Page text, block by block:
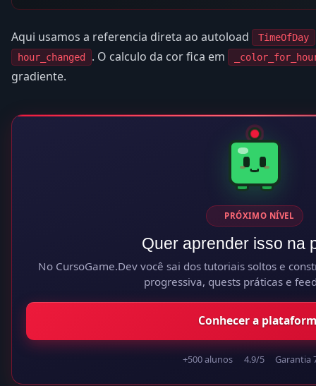
Aqui usamos a referencia direta ao autoload TimeOfDay
hour_changed . O calculo da cor fica em
gradiente.
PRÓXIMO NÍVEL
Quer aprender isso na
No CursoGame.Dev você sai dos tutoriais soltos e
progressiva, quests práticas e
Conhecer a
+500 alunos 4.9/5 Garantia